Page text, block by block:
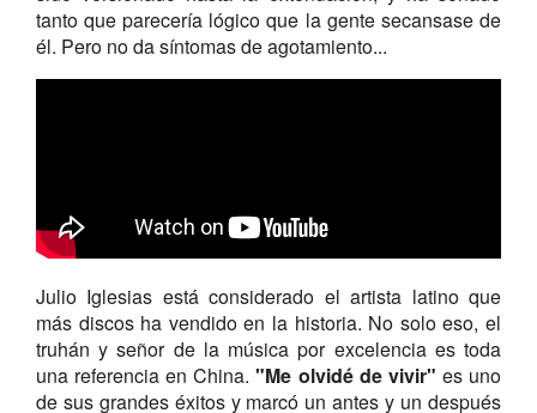
tanto que parecería lógico que la gente secansase de
él. Pero no da síntomas de agotamiento...
Julio Iglesias está considerado el artista latino que
más discos ha vendido en la historia. No solo eso, el
truhán y señor de la música por excelencia es toda
una referencia en China."Me olvidé de vivir" es uno
de sus grandes éxitos y marcó un antes y un después